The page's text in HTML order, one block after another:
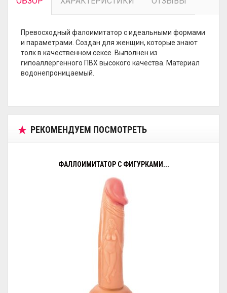
Превосходный фалоимитатор с идеальными формами
и параметрами. Создан для женщин, которые знают
толк в качественном сексе. Выполнен из
гипоаллергенного ПВХ высокого качества. Материал
водонепроницаемый.
РЕКОМЕНДУЕМ ПОСМОТРЕТЬ
ФАЛЛОИМИТАТОР С ФИГУРКАМИ...